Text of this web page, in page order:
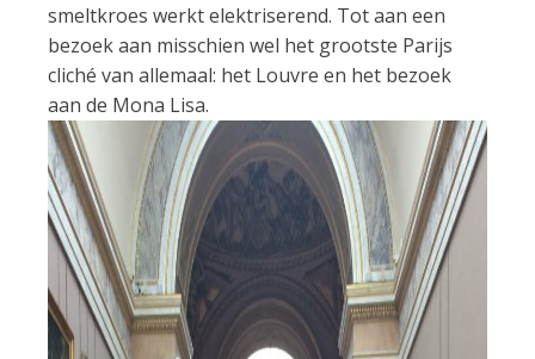
smeltkroes werkt elektriserend. Tot aan een
bezoek aan misschien wel het grootste Parijs
cliché van allemaal: het Louvre en het bezoek
aan de Mona Lisa.